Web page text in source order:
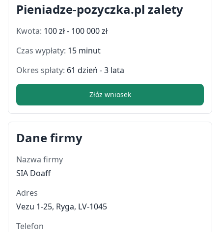
Pieniadze-pozyczka.pl zalety
Kwota: 100 zł - 100 000 zł
Czas wypłaty: 15 minut
Okres spłaty: 61 dzień - 3 lata
Złóż wniosek
Dane firmy
Nazwa firmy
SIA Doaff
Adres
Vezu 1-25, Ryga, LV-1045
Telefon